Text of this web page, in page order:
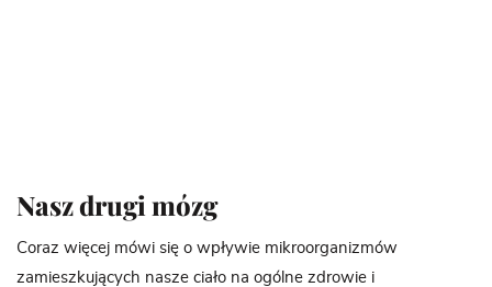
Nasz drugi mózg
Coraz więcej mówi się o wpływie mikroorganizmów
zamieszkujących nasze ciało na ogólne zdrowie i